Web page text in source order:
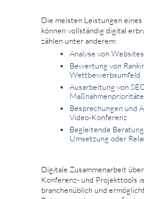
Die meisten Leistungen eines
können vollständig digital
zählen unter anderem:
Analyse von
Bewertung von
Wettbewerbsumfeld
Ausarbeitung von
Besprechungen und
Video-Konferenz
Begleitende
Umsetzung oder
Digitale Zusammenarbeit
Konferenz- und Projekttools
branchenüblich und